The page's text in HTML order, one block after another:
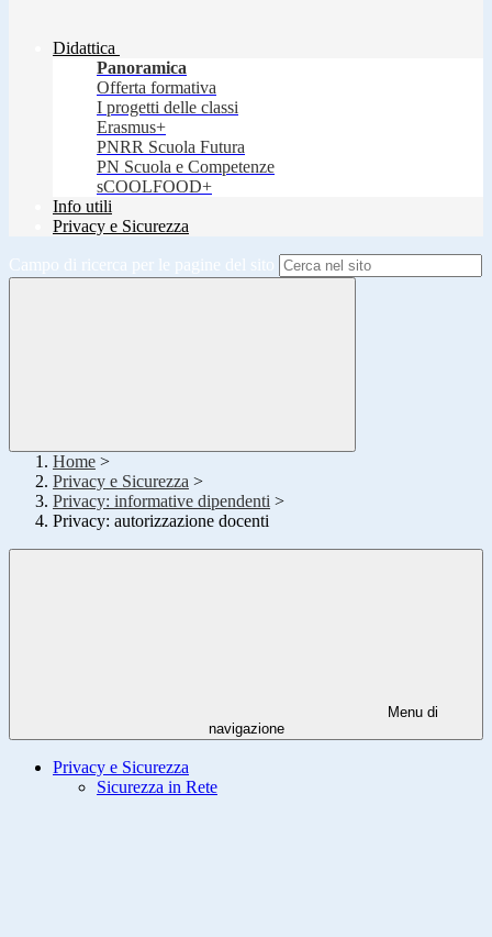
Didattica
Panoramica
Offerta formativa
I progetti delle classi
Erasmus+
PNRR Scuola Futura
PN Scuola e Competenze
sCOOLFOOD+
Info utili
Privacy e Sicurezza
Campo di ricerca per le pagine del sito
Home >
Privacy e Sicurezza >
Privacy: informative dipendenti >
Privacy: autorizzazione docenti
Menu di
navigazione
Privacy e Sicurezza
Sicurezza in Rete